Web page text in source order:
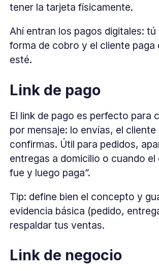
tener la tarjeta físicamente.
Ahí entran los pagos digitales: tú
forma de cobro y el cliente paga
esté.
Link de pago
El link de pago es perfecto para
por mensaje: lo envías, el
confirmas. Útil para pedidos,
entregas a domicilio o cuando el
fue y luego paga”.
Tip: define bien el concepto y
evidencia básica (pedido,
respaldar tus ventas.
Link de negocio